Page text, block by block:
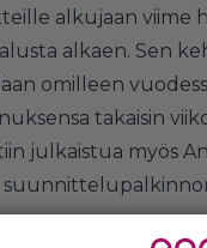
alkujaan viime
alkaen. Sen
omilleen
takaisin
julkaistua myös